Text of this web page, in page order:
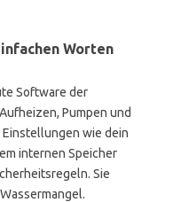
Worten
Software der
Pumpen und
wie dein
internen Speicher
Sie